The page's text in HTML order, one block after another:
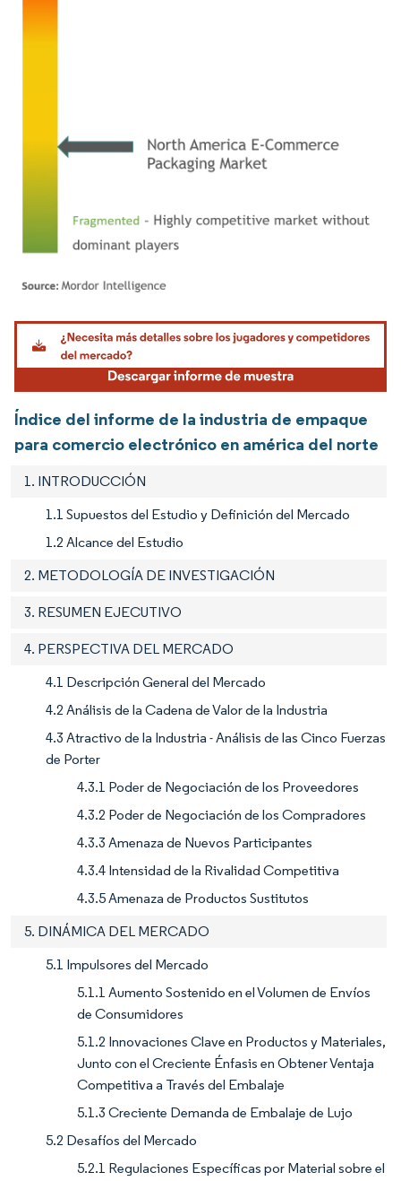
Imagen © Mordor Intelligence. El uso requiere atribución según CC BY 4.0.
Índice del informe de la industria de empaque
para comercio electrónico en américa del norte
1. INTRODUCCIÓN
1.1 Supuestos del Estudio y Definición del Mercado
1.2 Alcance del Estudio
2. METODOLOGÍA DE INVESTIGACIÓN
3. RESUMEN EJECUTIVO
4. PERSPECTIVA DEL MERCADO
4.1 Descripción General del Mercado
4.2 Análisis de la Cadena de Valor de la Industria
4.3 Atractivo de la Industria - Análisis de las Cinco Fuerzas
de Porter
4.3.1 Poder de Negociación de los Proveedores
4.3.2 Poder de Negociación de los Compradores
4.3.3 Amenaza de Nuevos Participantes
4.3.4 Intensidad de la Rivalidad Competitiva
4.3.5 Amenaza de Productos Sustitutos
5. DINÁMICA DEL MERCADO
5.1 Impulsores del Mercado
5.1.1 Aumento Sostenido en el Volumen de Envíos
de Consumidores
5.1.2 Innovaciones Clave en Productos y Materiales,
Junto con el Creciente Énfasis en Obtener Ventaja
Competitiva a Través del Embalaje
5.1.3 Creciente Demanda de Embalaje de Lujo
5.2 Desafíos del Mercado
5.2.1 Regulaciones Específicas por Material sobre el